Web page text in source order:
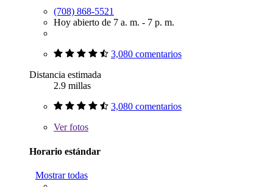
(708) 868-5521
Hoy abierto de 7 a. m. - 7 p. m.
3,080 comentarios
Distancia estimada
2.9 millas
3,080 comentarios
Verfotos
Horario estándar
Mostrar todas